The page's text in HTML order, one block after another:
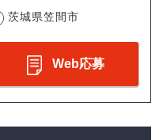
茨城県笠間市
Web応募